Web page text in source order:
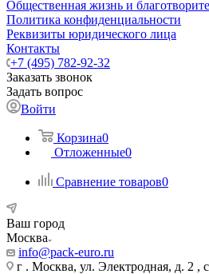
Общественная жизнь и
Политика конфиденциальности
Реквизиты юридического лица
Контакты
+7 (495) 782-92-32
Заказать звонок
Задать вопрос
Войти
Корзина0
Отложенные0
Сравнение товаров0
Ваш город
Москва
info@pack-euro.ru
г . Москва, ул. Электродная, д. 2 ,